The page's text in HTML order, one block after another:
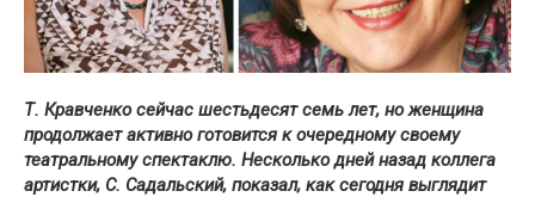
Т. Кравченко сейчас шестьдесят семь лет, но женщина
продолжает активно готовится к очередному своему
театральному спектаклю. Несколько дней назад коллега
артистки, С. Садальский, показал, как сегодня выглядит